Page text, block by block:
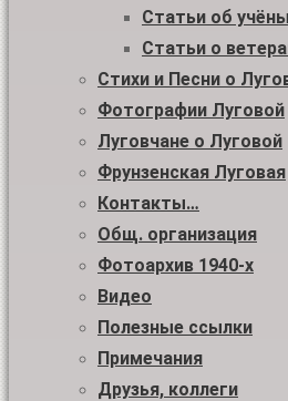
Статьи об
Статьи о
Стихи и Песни о
Фотографии Луговой
Луговчане о Луговой
Фрунзенская Луговая
Контакты…
Общ. организация
Фотоархив 1940-х
Видео
Полезные ссылки
Примечания
Друзья, коллеги